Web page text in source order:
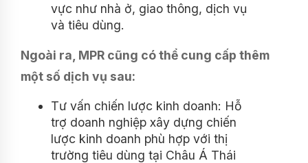
vực như nhà ở, giao thông, dịch vụ
và tiêu dùng.
Ngoài ra, MPR cũng có thể cung cấp thêm
một số dịch vụ sau:
Tư vấn chiến lược kinh doanh: Hỗ
trợ doanh nghiệp xây dựng chiến
lược kinh doanh phù hợp với thị
trường tiêu dùng tại Châu Á Thái